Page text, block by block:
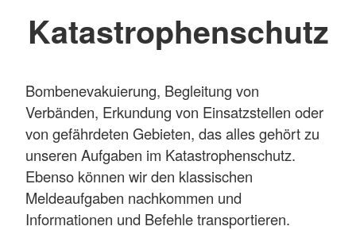
Katastrophenschutz
Bombenevakuierung, Begleitung von
Verbänden, Erkundung von Einsatzstellen oder
von gefährdeten Gebieten, das alles gehört zu
unseren Aufgaben im Katastrophenschutz.
Ebenso können wir den klassischen
Meldeaufgaben nachkommen und
Informationen und Befehle transportieren.